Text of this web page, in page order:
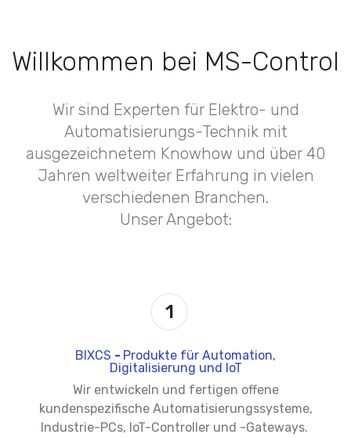
Willkommen bei MS-Control
Wir sind Experten für Elektro- und
Automatisierungs-Technik mit
ausgezeichnetem Knowhow und über 40
Jahren weltweiter Erfahrung in vielen
verschiedenen Branchen.
Unser Angebot:
1
BIXCS - Produkte für Automation,
Digitalisierung und IoT
Wir entwickeln und fertigen offene
kundenspezifische Automatisierungssysteme,
Industrie-PCs, IoT-Controller und -Gateways.